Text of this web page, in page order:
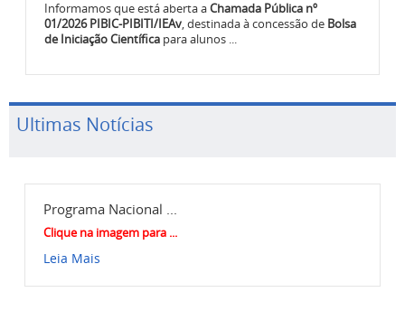
Informamos que está aberta aChamada Pública nº
01/2026 PIBIC-PIBITI/IEAv, destinada à concessão de Bolsa
de Iniciação Científica para alunos ...
Ultimas Notícias
Programa Nacional ...
Clique na imagem para ...
Leia Mais